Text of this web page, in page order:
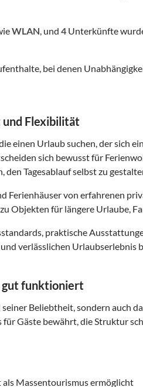
WLAN, und 4 Unterkünfte
bei denen
Flexibilität
einen Urlaub suchen, der sich
sich bewusst für
Tagesablauf selbst zu
Ferienhäuser von erfahrenen
Objekten für längere Urlaube,
praktische
verlässlichen Urlaubserlebnis
gut funktioniert
Beliebtheit, sondern auch
für Gäste bewährt, die Struktur
als Massentourismus ermöglicht